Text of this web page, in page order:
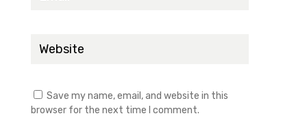
Save my name, email, and website in this
browser for the next time I comment.